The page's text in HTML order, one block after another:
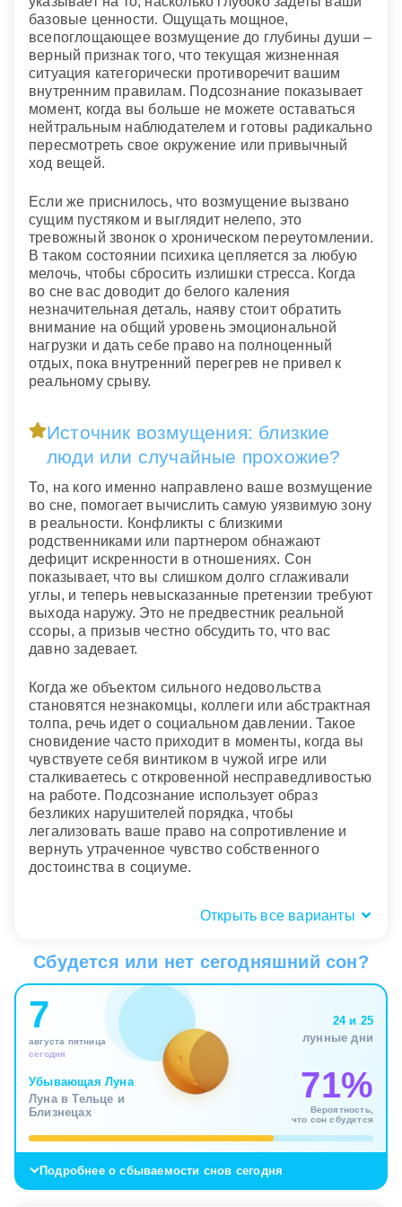
базовые ценности. Ощущать мощное,
всепоглощающее возмущение до глубины души –
верный признак того, что текущая жизненная
ситуация категорически противоречит вашим
внутренним правилам. Подсознание показывает
момент, когда вы больше не можете оставаться
нейтральным наблюдателем и готовы радикально
пересмотреть свое окружение или привычный
ход вещей.
Если же приснилось, что возмущение вызвано
сущим пустяком и выглядит нелепо, это
тревожный звонок о хроническом переутомлении.
В таком состоянии психика цепляется за любую
мелочь, чтобы сбросить излишки стресса. Когда
во сне вас доводит до белого каления
незначительная деталь, наяву стоит обратить
внимание на общий уровень эмоциональной
нагрузки и дать себе право на полноценный
отдых, пока внутренний перегрев не привел к
реальному срыву.
Источник возмущения: близкие
люди или случайные прохожие?
То, на кого именно направлено ваше возмущение
во сне, помогает вычислить самую уязвимую зону
в реальности. Конфликты с близкими
родственниками или партнером обнажают
дефицит искренности в отношениях. Сон
показывает, что вы слишком долго сглаживали
углы, и теперь невысказанные претензии требуют
выхода наружу. Это не предвестник реальной
ссоры, а призыв честно обсудить то, что вас
давно задевает.
Когда же объектом сильного недовольства
становятся незнакомцы, коллеги или абстрактная
толпа, речь идет о социальном давлении. Такое
сновидение часто приходит в моменты, когда вы
чувствуете себя винтиком в чужой игре или
сталкиваетесь с откровенной несправедливостью
на работе. Подсознание использует образ
безликих нарушителей порядка, чтобы
легализовать ваше право на сопротивление и
вернуть утраченное чувство собственного
достоинства в социуме.
Открыть все варианты
или холодная ясность?
Телесное проживание возмущения во сне имеет
не меньшее значение, чем сам сюжет. Если вы
чувствуете, как внутри все закипает, лицо горит, а
руки дрожат, психика сигнализирует об острой
нехватке выхода энергии. Вы настолько свыклись
с необходимостью держать лицо в
повседневности, что тело начинает накапливать
невыраженный протест, который рано или поздно
потребует физической разрядки или приведет к
выгоранию.
Напротив, ощущать во сне ледяное спокойствие
Сбудется или нет сегодняшний сон?
7
августа пятница
сегодня
Убывающая Луна
Луна в Тельце и
Близнецах
24 и 25
лунные дни
71%
Вероятность,
что сон сбудется
Подробнее о сбываемости снов сегодня